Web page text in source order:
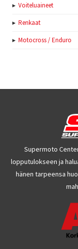
Voiteluaineet
Renkaat
Motocross / Enduro
Supermoto
lopputulokseen ja
hänen tarpeensa